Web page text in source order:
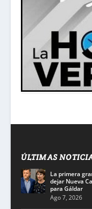
ÚLTIMAS
La primera
dejar Nueva
para Gáldar
Ago 7, 2026